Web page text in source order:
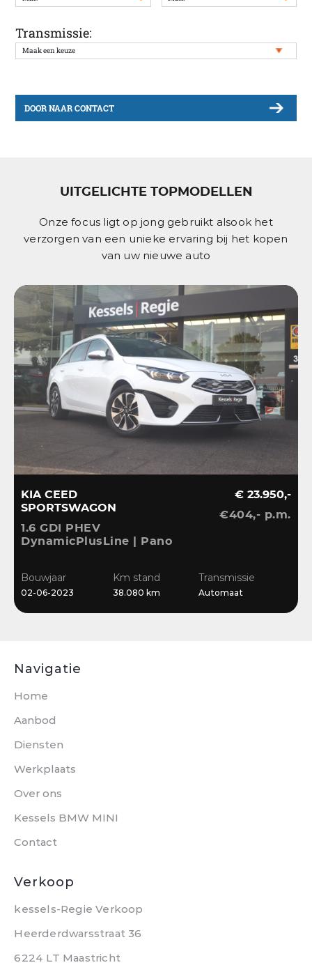
Transmissie:
DOOR NAAR CONTACT
UITGELICHTE TOPMODELLEN
Onze focus ligt op jong gebruikt alsook het
verzorgen van een unieke ervaring bij het kopen
van uw nieuwe auto
KIA CEED
SPORTSWAGON
1.6 GDI PHEV
DynamicPlusLine | Pano
Camera |
Stuur/Stoelverwarming
€ 23.950,-
€404,- p.m.
Bouwjaar
02-06-2023
Km stand
38.080 km
Transmissie
Automaat
Navigatie
Home
Aanbod
Diensten
Werkplaats
Over ons
Kessels BMW MINI
Contact
Verkoop
kessels-Regie Verkoop
Heerderdwarsstraat 36
6224 LT Maastricht